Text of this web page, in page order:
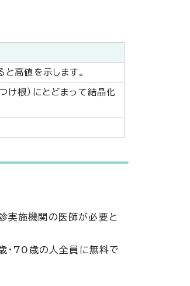
高値を示します。
け根）にとどまって結晶化
実施機関の医師が必要と
・70歳の人全員に無料で